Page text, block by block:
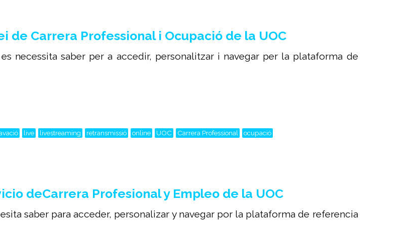
de Carrera Professional i Ocupació de la UOC
necessita saber per a accedir, personalitzar i navegar per la plataforma de
live livestreaming retransmissió online UOC Carrera Professional ocupació
deCarrera Profesional y Empleo de la UOC
saber para acceder, personalizar y navegar por la plataforma de referencia